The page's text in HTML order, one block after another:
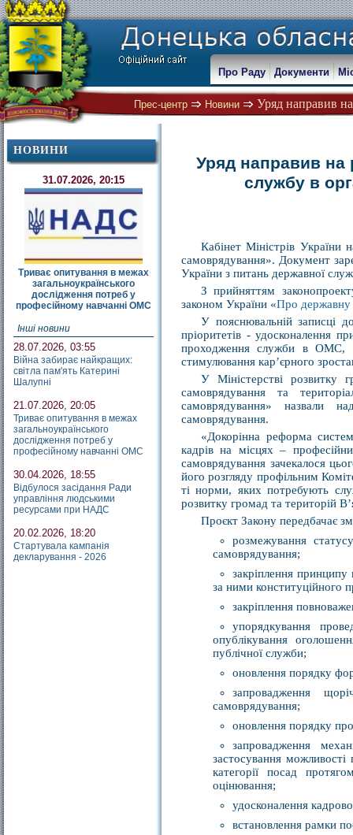
Прес-центр Новини Уряд направив
Про Раду Документи
НОВИНИ
31.07.2026, 20:15
Триває опитування в межах
загальноукраїнського
дослідження потреб у
професійному навчанні ОМС
Інші новини
28.07.2026, 03:55
Війна забирає найкращих:
світла пам'ять Катерині
Шалупні
21.07.2026, 20:05
Триває опитування в межах
загальноукраїнського
дослідження потреб у
професійному навчанні ОМС
30.04.2026, 18:55
Відбулося засідання Ради
управління людськими
ресурсами при НАДС
20.02.2026, 18:20
Стартувала кампанія
декларування - 2026
Уряд направив на
службу в
Кабінет Міністрів
самоврядування». Документ
України з питань державної
З прийняттям
законом України «Про державну
У пояснювальній записці
пріоритетів - удосконалення
проходження служби в ОМС,
стимулювання кар’єрного
У Міністерстві розвитку
самоврядування та
самоврядування» назвали
самоврядування.
«Докорінна реформа
кадрів на місцях –
самоврядування зачекалося
його розгляду профільним
ті норми, яких потребують
розвитку громад та територій
Проєкт Закону передбачає
розмежування
самоврядування;
закріплення принципу
за ними конституційного
закріплення
упорядкування
опублікування
публічної служби;
оновлення порядку
запровадження
самоврядування;
оновлення порядку
запровадження
застосування
категорії посад
оцінювання;
удосконалення
встановлення рамки